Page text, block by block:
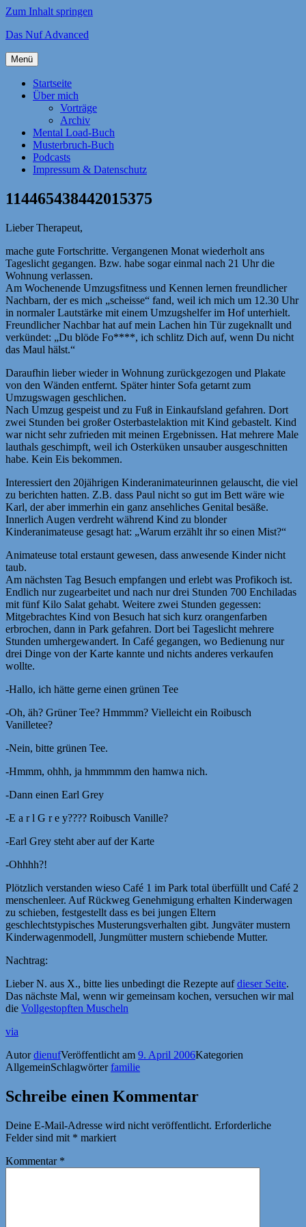
Zum Inhalt springen
Das Nuf Advanced
Menü
Startseite
Über mich
Vorträge
Archiv
Mental Load-Buch
Musterbruch-Buch
Podcasts
Impressum & Datenschutz
114465438442015375
Lieber Therapeut,
mache gute Fortschritte. Vergangenen Monat wiederholt ans
Tageslicht gegangen. Bzw. habe sogar einmal nach 21 Uhr die
Wohnung verlassen.
Am Wochenende Umzugsfitness und Kennen lernen freundlicher
Nachbarn, der es mich „scheisse“ fand, weil ich mich um 12.30 Uhr
in normaler Lautstärke mit einem Umzugshelfer im Hof unterhielt.
Freundlicher Nachbar hat auf mein Lachen hin Tür zugeknallt und
verkündet: „Du blöde Fo****, ich schlitz Dich auf, wenn Du nicht
das Maul hälst.“
Daraufhin lieber wieder in Wohnung zurückgezogen und Plakate
von den Wänden entfernt. Später hinter Sofa getarnt zum
Umzugswagen geschlichen.
Nach Umzug gespeist und zu Fuß in Einkaufsland gefahren. Dort
zwei Stunden bei großer Osterbastelaktion mit Kind gebastelt. Kind
war nicht sehr zufrieden mit meinen Ergebnissen. Hat mehrere Male
lauthals geschimpft, weil ich Osterküken unsauber ausgeschnitten
habe. Kein Eis bekommen.
Interessiert den 20jährigen Kinderanimateurinnen gelauscht, die viel
zu berichten hatten. Z.B. dass Paul nicht so gut im Bett wäre wie
Karl, der aber immerhin ein ganz ansehliches Genital besäße.
Innerlich Augen verdreht während Kind zu blonder
Kinderanimateuse gesagt hat: „Warum erzählt ihr so einen Mist?“
Animateuse total erstaunt gewesen, dass anwesende Kinder nicht
taub.
Am nächsten Tag Besuch empfangen und erlebt was Profikoch ist.
Endlich nur zugearbeitet und nach nur drei Stunden 700 Enchiladas
mit fünf Kilo Salat gehabt. Weitere zwei Stunden gegessen:
Mitgebrachtes Kind von Besuch hat sich kurz orangenfarben
erbrochen, dann in Park gefahren. Dort bei Tageslicht mehrere
Stunden umhergewandert. In Café gegangen, wo Bedienung nur
drei Dinge von der Karte kannte und nichts anderes verkaufen
wollte.
-Hallo, ich hätte gerne einen grünen Tee
-Oh, äh? Grüner Tee? Hmmmm? Vielleicht ein Roibusch
Vanilletee?
-Nein, bitte grünen Tee.
-Hmmm, ohhh, ja hmmmmm den hamwa nich.
-Dann einen Earl Grey
-E a r l G r e y???? Roibusch Vanille?
-Earl Grey steht aber auf der Karte
-Ohhhh?!
Plötzlich verstanden wieso Café 1 im Park total überfüllt und Café 2
menschenleer. Auf Rückweg Genehmigung erhalten Kinderwagen
zu schieben, festgestellt dass es bei jungen Eltern
geschlechtstypisches Musterungsverhalten gibt. Jungväter mustern
Kinderwagenmodell, Jungmütter mustern schiebende Mutter.
Nachtrag:
Lieber N. aus X., bitte lies unbedingt die Rezepte aufdieser Seite.
Das nächste Mal, wenn wir gemeinsam kochen, versuchen wir mal
die Vollgestopften Muscheln
via
AutordienufVeröffentlicht am 9. April 2006Kategorien
AllgemeinSchlagwörterfamilie
Schreibe einen Kommentar
Deine E-Mail-Adresse wird nicht veröffentlicht. Erforderliche
Felder sind mit * markiert
Kommentar *